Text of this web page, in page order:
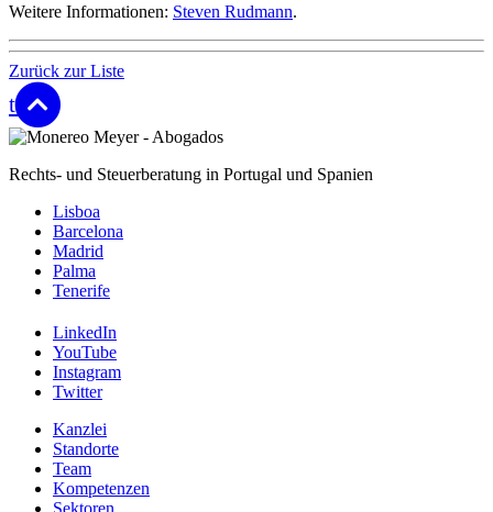
Weitere Informationen: Steven Rudmann.
Zurück zur Liste
top
Rechts- und Steuerberatung in Portugal und Spanien
Lisboa
Barcelona
Madrid
Palma
Tenerife
LinkedIn
YouTube
Instagram
Twitter
Kanzlei
Standorte
Team
Kompetenzen